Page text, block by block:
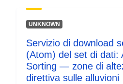
Tipo:
Risorsa spaziale:
UNKNOWN
Servizio di download
(Atom) del set di dati:
Sorting — zone di
direttiva sulle alluvioni